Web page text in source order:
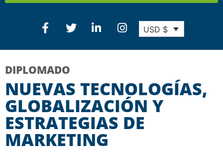
USD $
DIPLOMADO
NUEVAS TECNOLOGÍAS,
GLOBALIZACIÓN Y
ESTRATEGIAS DE
MARKETING